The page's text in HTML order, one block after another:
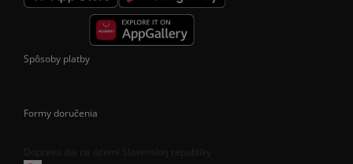
Spôsoby platby
Formy doručenia